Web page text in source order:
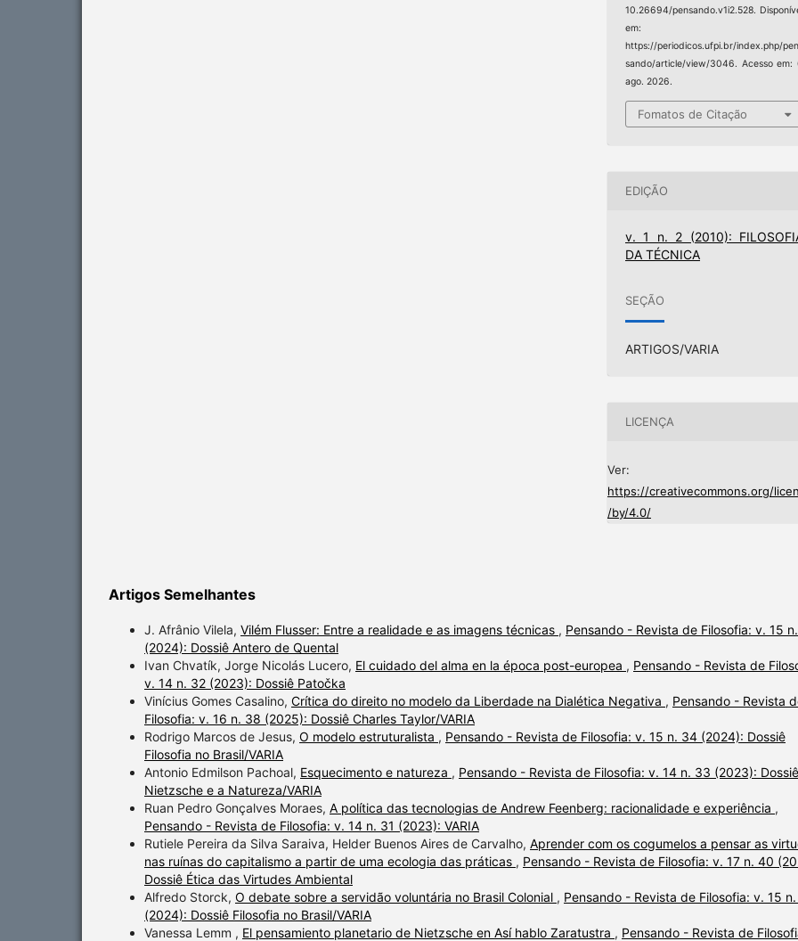
10.26694/pensando.v1i2.528.
em:
https://periodicos.ufpi.br/index.php/pen
sando/article/view/3046. Acesso em:
ago. 2026.
Fomatos de Citação
EDIÇÃO
v. 1 n. 2 (2010):
DA TÉCNICA
SEÇÃO
ARTIGOS/VARIA
LICENÇA
Ver:
https://creativecommons.org/
/by/4.0/
Artigos Semelhantes
J. Afrânio Vilela, Vilém Flusser: Entre a realidade e as imagens técnicas , Pensando - Revista de Filosofia: v. 15
(2024): Dossiê Antero de Quental
Ivan Chvatík, Jorge Nicolás Lucero, El cuidado del alma en la época post-europea , Pensando - Revista de
v. 14 n. 32 (2023): Dossiê Patočka
Vinícius Gomes Casalino, Crítica do direito no modelo da Liberdade na Dialética Negativa , Pensando - Revista
Filosofia: v. 16 n. 38 (2025): Dossiê Charles Taylor/VARIA
Rodrigo Marcos de Jesus, O modelo estruturalista , Pensando - Revista de Filosofia: v. 15 n. 34 (2024): Dossiê
Filosofia no Brasil/VARIA
Antonio Edmilson Pachoal, Esquecimento e natureza , Pensando - Revista de Filosofia: v. 14 n. 33 (2023): Dossiê
Nietzsche e a Natureza/VARIA
Ruan Pedro Gonçalves Moraes, A política das tecnologias de Andrew Feenberg: racionalidade e experiência ,
Pensando - Revista de Filosofia: v. 14 n. 31 (2023): VARIA
Rutiele Pereira da Silva Saraiva, Helder Buenos Aires de Carvalho, Aprender com os cogumelos a pensar as
nas ruínas do capitalismo a partir de uma ecologia das práticas , Pensando - Revista de Filosofia: v. 17 n. 40
Dossiê Ética das Virtudes Ambiental
Alfredo Storck, O debate sobre a servidão voluntária no Brasil Colonial , Pensando - Revista de Filosofia: v. 15
(2024): Dossiê Filosofia no Brasil/VARIA
Vanessa Lemm , El pensamiento planetario de Nietzsche en Así hablo Zaratustra , Pensando - Revista de